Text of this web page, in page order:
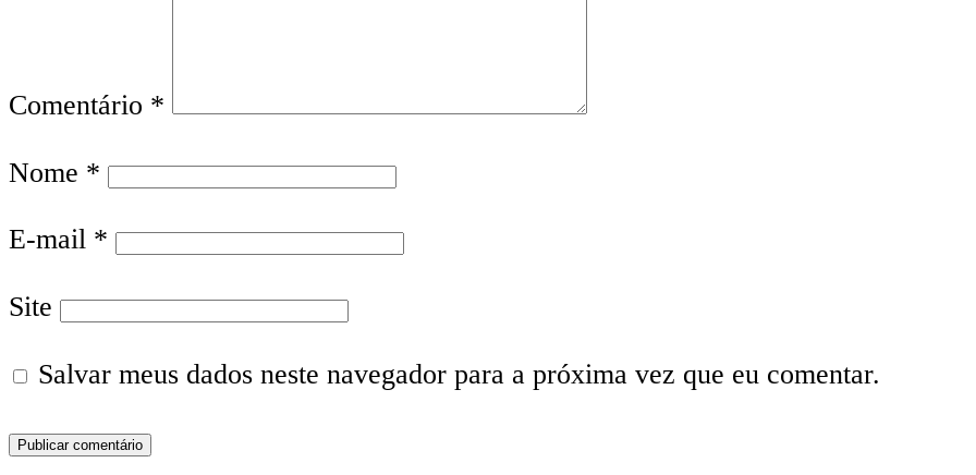
Comentário *
Nome *
E-mail *
Site
Salvar meus dados neste navegador para a próxima vez que eu comentar.